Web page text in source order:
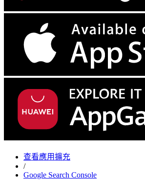
查看應用擴充
/
Google Search Console